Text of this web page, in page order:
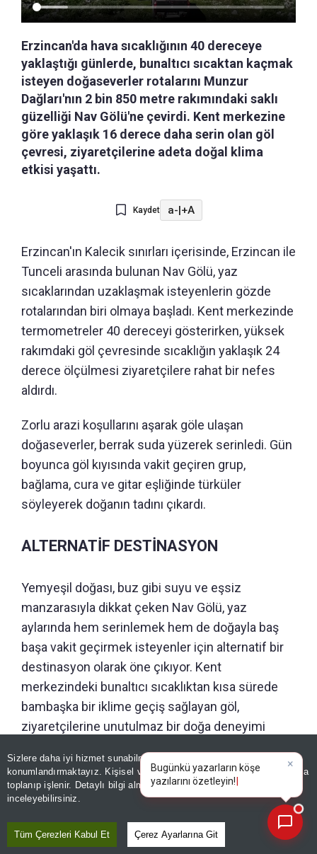
Sizlere daha iyi hizmet sunabilmek adına sitemizde
konumlandırmaktayız. Kişisel verileriniz, KVKK ve GDPR kapsamında
toplanıp işlenir. Detaylı bilgi almak içinAydınlatma Metnimizi
inceleyebilirsiniz.
Tüm Çerezleri Kabul Et Çerez Ayarlarına Git
Erzincan'da hava sıcaklığının 40 dereceye
yaklaştığı günlerde, bunaltıcı sıcaktan kaçmak
isteyen doğaseverler rotalarını Munzur
Dağları'nın 2 bin 850 metre rakımındaki saklı
güzelliği Nav Gölü'ne çevirdi. Kent merkezine
göre yaklaşık 16 derece daha serin olan göl
çevresi, ziyaretçilerine adeta doğal klima
etkisi yaşattı.
Kaydet a-|+A
Erzincan'ın Kalecik sınırları içerisinde, Erzincan ile
Tunceli arasında bulunan Nav Gölü, yaz
sıcaklarından uzaklaşmak isteyenlerin gözde
rotalarından biri olmaya başladı. Kent merkezinde
termometreler 40 dereceyi gösterirken, yüksek
rakımdaki göl çevresinde sıcaklığın yaklaşık 24
derece ölçülmesi ziyaretçilere rahat bir nefes
aldırdı.
Zorlu arazi koşullarını aşarak göle ulaşan
doğaseverler, berrak suda yüzerek serinledi. Gün
boyunca göl kıyısında vakit geçiren grup,
bağlama, cura ve gitar eşliğinde türküler
söyleyerek doğanın tadını çıkardı.
ALTERNATİF DESTİNASYON
Yemyeşil doğası, buz gibi suyu ve eşsiz
manzarasıyla dikkat çeken Nav Gölü, yaz
aylarında hem serinlemek hem de doğayla baş
başa vakit geçirmek isteyenler için alternatif bir
destinasyon olarak öne çıkıyor. Kent
merkezindeki bunaltıcı sıcaklıktan kısa sürede
bambaşka bir iklime geçiş sağlayan göl,
ziyaretçilerine unutulmaz bir doğa deneyimi
Bölgeyi çocukluklarından itibaren karış karış bilen
Günay Gül ve Eray Gül, arazi araçlarıyla
gerçekleştirdikleri yolculukta hem bilgi hem de
tecrübelerini konuşturarak göle ulaşmayı başardı.
×
Bugünkü yazarların köşe
yazılarını özetleyin!